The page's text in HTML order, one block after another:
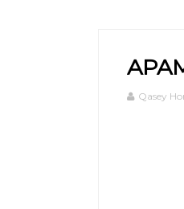
Qasey